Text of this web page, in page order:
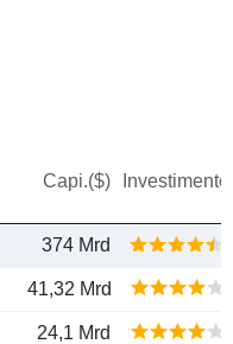
Capi.($) Investimento
374 Mrd
41,32 Mrd
24,1 Mrd